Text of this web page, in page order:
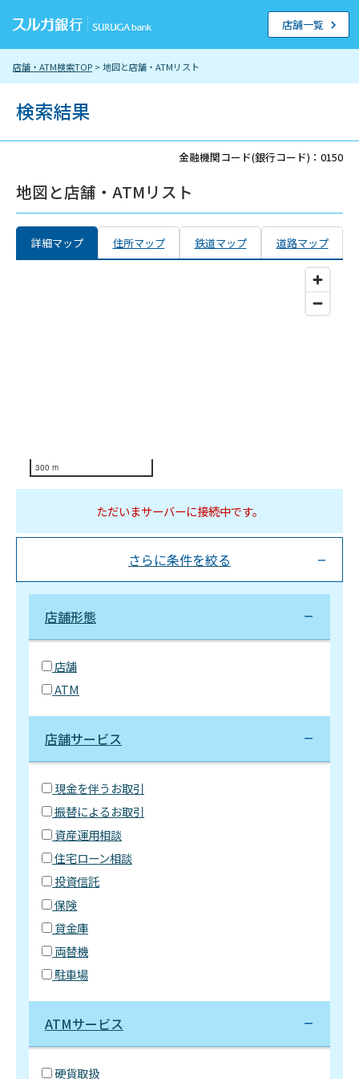
店舗・ATM検索TOP > 地図と店舗・ATMリスト
店舗一覧
検索結果
金融機関コード(銀行コード)：0150
地図と店舗・ATMリスト
詳細マップ 住所マップ 鉄道マップ 道路マップ
300 m
ただいまサーバーに接続中です。
さらに条件を絞る
店舗形態
店舗
ATM
店舗サービス
現金を伴うお取引
振替によるお取引
資産運用相談
住宅ローン相談
投資信託
保険
貸金庫
両替機
駐車場
ATMサービス
硬貨取扱